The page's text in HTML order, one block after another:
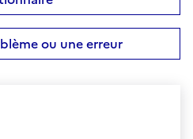
ou une erreur